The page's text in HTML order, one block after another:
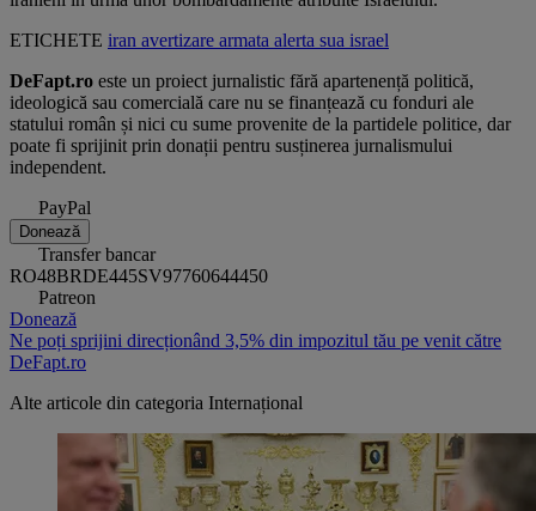
ETICHETE iran avertizare armata alerta sua israel
DeFapt.ro este un proiect jurnalistic fără apartenență politică,
ideologică sau comercială care nu se finanțează cu fonduri ale
statului român și nici cu sume provenite de la partidele politice, dar
poate fi sprijinit prin donații pentru susținerea jurnalismului
independent.
PayPal
Donează
Transfer bancar
RO48BRDE445SV97760644450
Patreon
Donează
Ne poți sprijini direcționând 3,5% din impozitul tău pe venit către
DeFapt.ro
Alte articole din categoria Internațional